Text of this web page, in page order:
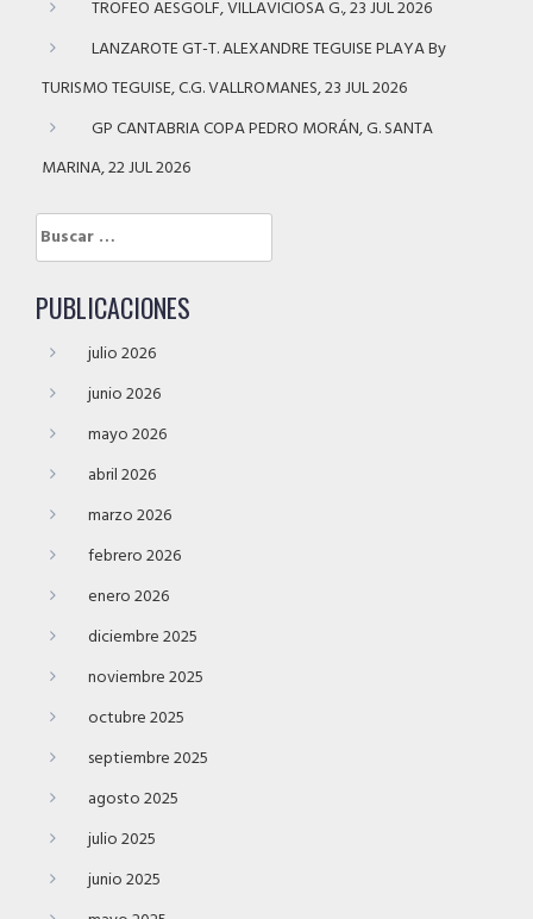
TROFEO AESGOLF, VILLAVICIOSA G., 23 JUL 2026
LANZAROTE GT-T. ALEXANDRE TEGUISE PLAYA By
TURISMO TEGUISE, C.G. VALLROMANES, 23 JUL 2026
GP CANTABRIA COPA PEDRO MORÁN, G. SANTA
MARINA, 22 JUL 2026
Buscar:
PUBLICACIONES
julio 2026
junio 2026
mayo 2026
abril 2026
marzo 2026
febrero 2026
enero 2026
diciembre 2025
noviembre 2025
octubre 2025
septiembre 2025
agosto 2025
julio 2025
junio 2025